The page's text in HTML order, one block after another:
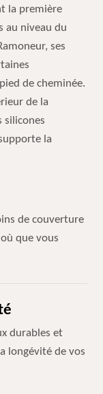
la première
au niveau du
ses
de cheminée.
de la
silicones
la
de couverture
que vous
durables et
longévité de vos